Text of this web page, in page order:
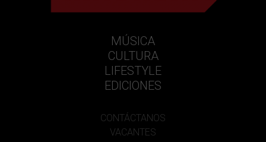
MÚSICA
CULTURA
LIFESTYLE
EDICIONES
CONTÁCTANOS
VACANTES